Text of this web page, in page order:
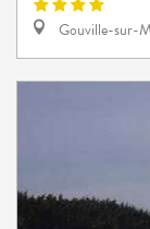
Gouville-sur-